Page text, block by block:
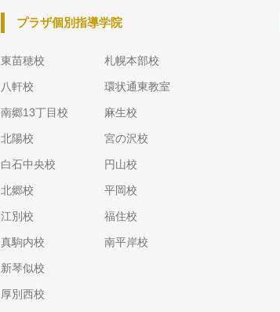
プラザ個別指導学院
東苗穂校
八軒校
南郷13丁目校
北陽校
白石中央校
北郷校
江別校
真駒内校
新琴似校
厚別西校
札幌本部校
環状通東教室
麻生校
宮の沢校
円山校
平岡校
福住校
南平岸校